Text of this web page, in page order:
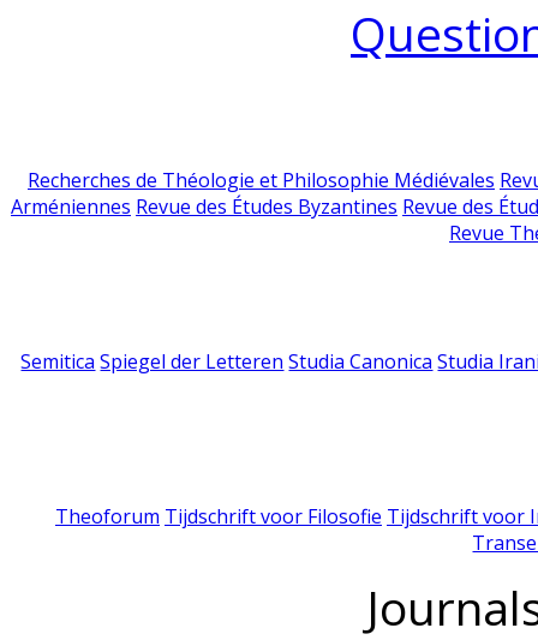
Recherches de Théologie et Philosophie Médiévales
Arméniennes Revue des Études Byzantines Revue des
Revue
Semitica Spiegel der Letteren Studia Canonica Studia
Theoforum Tijdschrift voor Filosofie Tijdschrift voor